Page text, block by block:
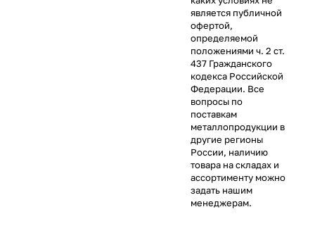
является публичной
офертой,
определяемой
положениями ч. 2 ст.
437 Гражданского
кодекса Российской
Федерации. Все
вопросы по
поставкам
металлопродукции в
другие регионы
России, наличию
товара на складах и
ассортименту можно
задать нашим
менеджерам.